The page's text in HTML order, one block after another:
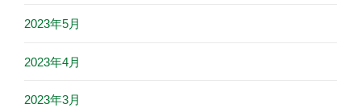
2023年5月
2023年4月
2023年3月